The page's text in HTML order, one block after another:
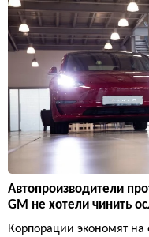
Автопроизводители
GM не хотели чинить
Корпорации экономят